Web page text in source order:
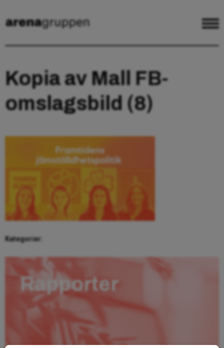
Kopia av Mall FB-
omslagsbild (8)
Kategorier:
Rapporter